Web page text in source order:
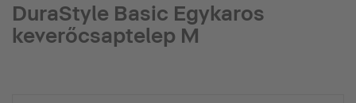
DuraStyle Basic Egykaros
keverőcsaptelep M